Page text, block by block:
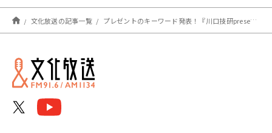
文化放送の記事一覧 プレゼントのキーワード発表！『川口技研presents～久保純子 My Sweet Home』